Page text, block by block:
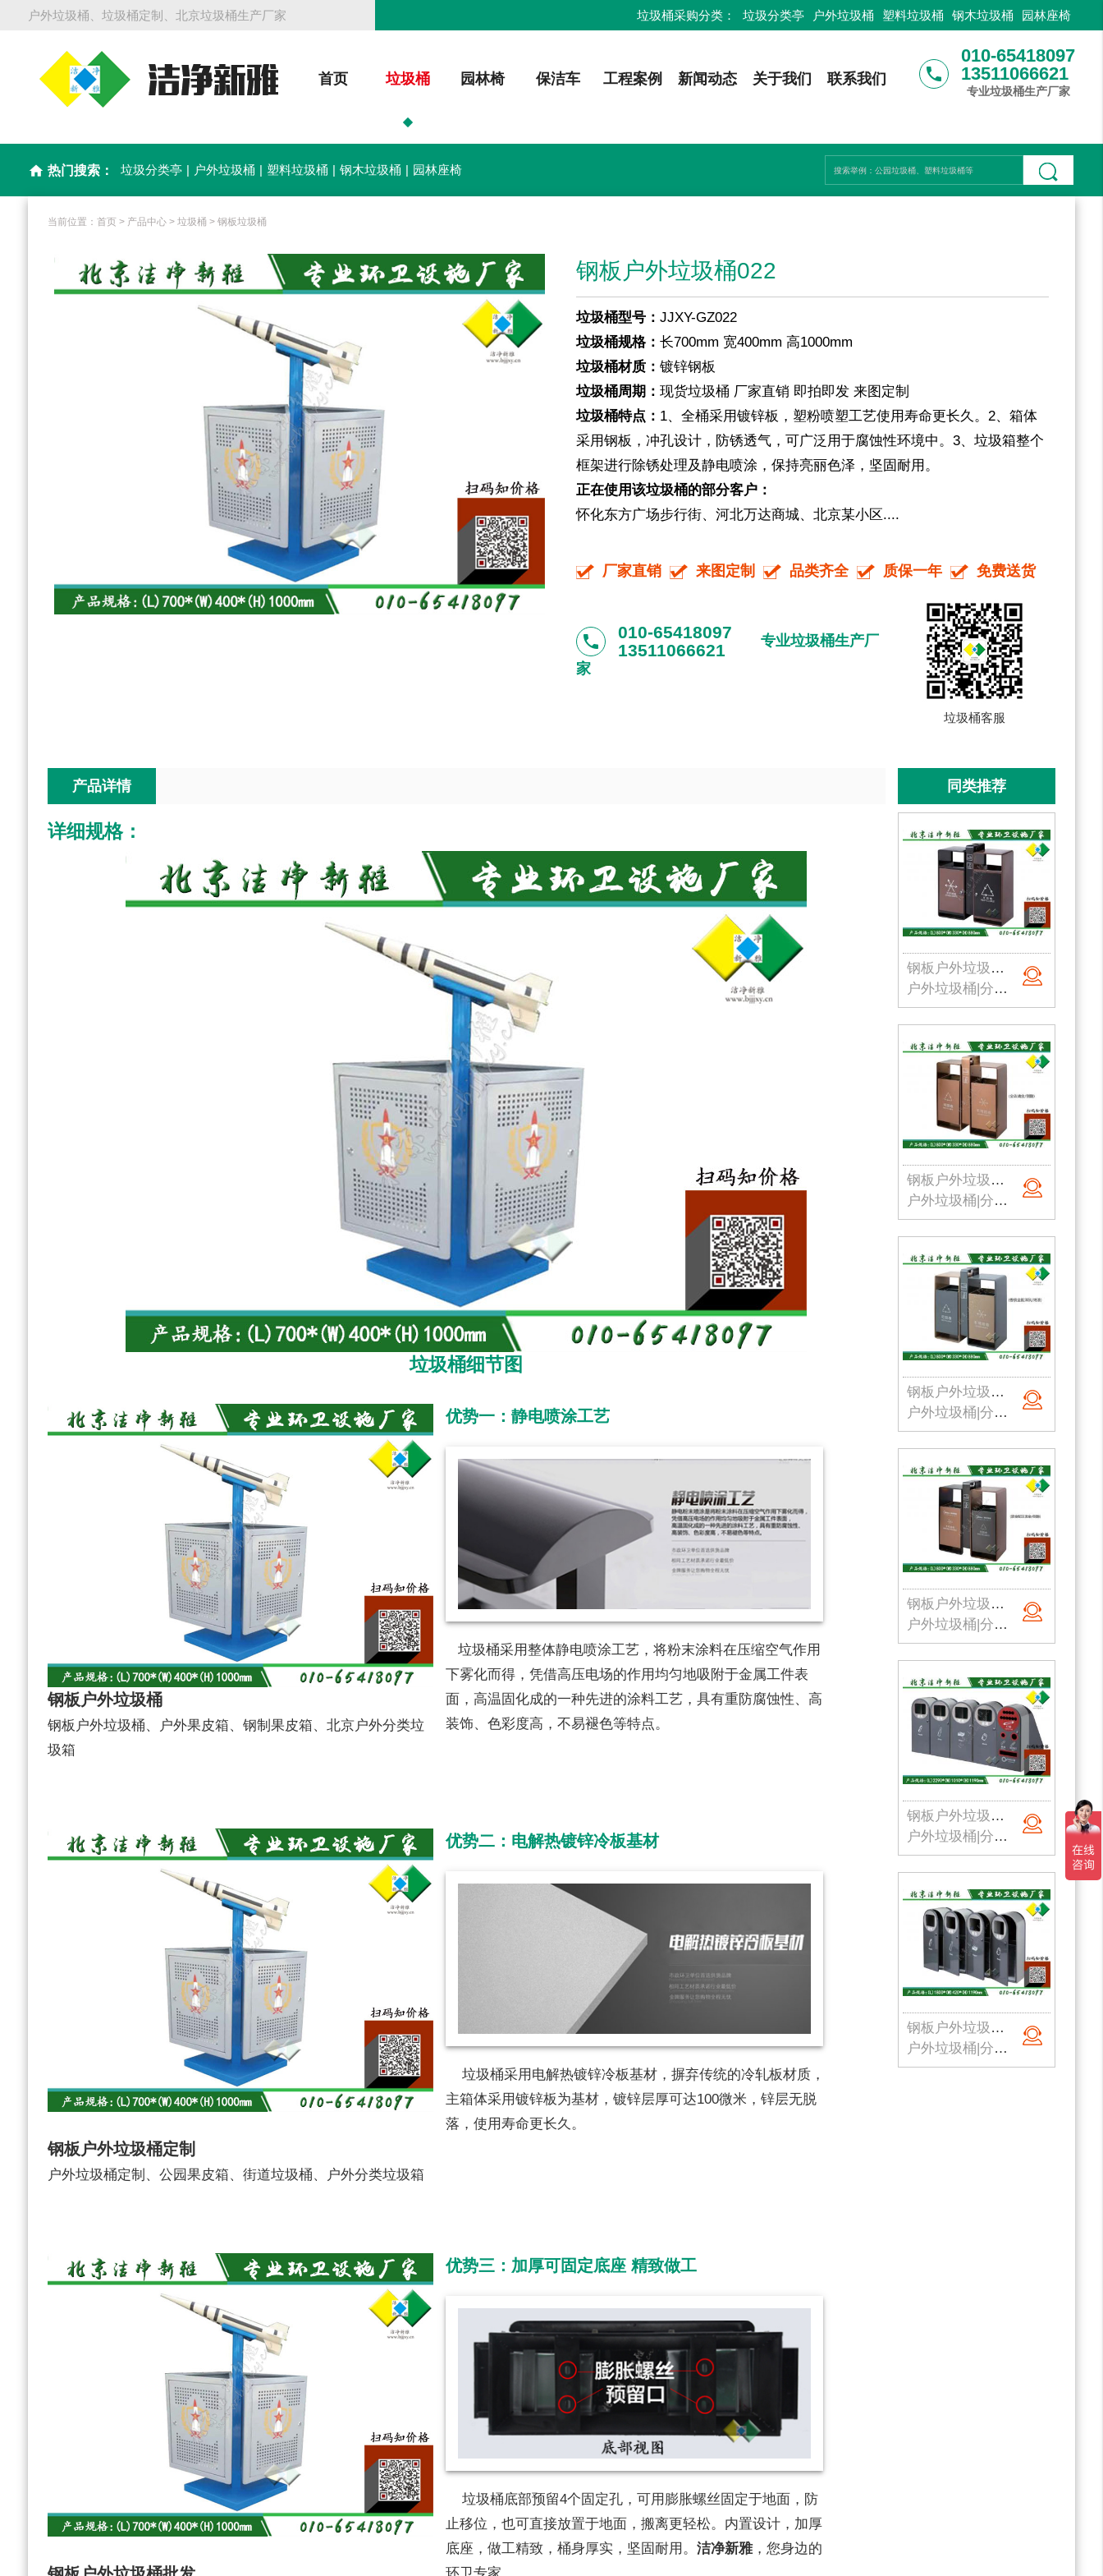
户外垃圾桶、垃圾桶定制、北京垃圾桶生产厂家 垃圾桶采购分类： 垃圾分类亭 户外垃圾桶 塑料垃圾桶 钢木垃圾桶 园林座椅
首页 垃圾桶 园林椅 保洁车 工程案例 新闻动态 关于我们 联系我们 phone
010-65418097
13511066621
专业垃圾桶生产厂家
home 热门搜索： 垃圾分类亭 | 户外垃圾桶 | 塑料垃圾桶 | 钢木垃圾桶 | 园林座椅
当前位置：首页 > 产品中心 >垃圾桶 >钢板垃圾桶
钢板户外垃圾桶022
垃圾桶型号： JJXY-GZ022
垃圾桶规格： 长700mm 宽400mm 高1000mm
垃圾桶材质： 镀锌钢板
垃圾桶周期： 现货垃圾桶 厂家直销 即拍即发 来图定制
垃圾桶特点： 1、全桶采用镀锌板，塑粉喷塑工艺使用寿命更长久。2、箱体
采用钢板，冲孔设计，防锈透气，可广泛用于腐蚀性环境中。3、垃圾箱整个
框架进行除锈处理及静电喷涂，保持亮丽色泽，坚固耐用。
正在使用该垃圾桶的部分客户：
怀化东方广场步行街、河北万达商城、北京某小区....
厂家直销 来图定制 品类齐全 质保一年 免费送货
phone
010-65418097
13511066621
专业垃圾桶生产厂
家
垃圾桶客服
产品详情
详细规格：
垃圾桶细节图
钢板户外垃圾桶
钢板户外垃圾桶、户外果皮箱、钢制果皮箱、北京户外分类垃
圾箱
优势一：静电喷涂工艺
垃圾桶采用整体静电喷涂工艺，将粉末涂料在压缩空气作用
下雾化而得，凭借高压电场的作用均匀地吸附于金属工件表
面，高温固化成的一种先进的涂料工艺，具有重防腐蚀性、高
装饰、色彩度高，不易褪色等特点。
钢板户外垃圾桶定制
户外垃圾桶定制、公园果皮箱、街道垃圾桶、户外分类垃圾箱
优势二：电解热镀锌冷板基材
垃圾桶采用电解热镀锌冷板基材，摒弃传统的冷轧板材质，
主箱体采用镀锌板为基材，镀锌层厚可达100微米，锌层无脱
落，使用寿命更长久。
优势三：加厚可固定底座 精致做工
垃圾桶底部预留4个固定孔，可用膨胀螺丝固定于地面，防
止移位，也可直接放置于地面，搬离更轻松。内置设计，加厚
底座，做工精致，桶身厚实，坚固耐用。 洁净新雅，您身边的
同类推荐
钢板户外垃圾桶001
户外垃圾桶|分类垃圾桶|钢板垃圾桶|公园垃圾桶|北京垃圾桶|厂家直销
钢板户外垃圾桶002
户外垃圾桶|分类垃圾桶|钢板垃圾桶|公园垃圾桶|北京垃圾桶|厂家直销
钢板户外垃圾桶003
户外垃圾桶|分类垃圾桶|钢板垃圾桶|公园垃圾桶|北京垃圾桶|厂家直销
钢板户外垃圾桶004
户外垃圾桶|分类垃圾桶|钢板垃圾桶|公园垃圾桶|北京垃圾桶|厂家直销
钢板户外垃圾桶005
户外垃圾桶|分类垃圾桶|钢板垃圾桶|公园垃圾桶|北京垃圾桶|厂家直销
钢板户外垃圾桶006
户外垃圾桶|分类垃圾桶|钢板垃圾桶|公园垃圾桶|北京垃圾桶|厂家直销